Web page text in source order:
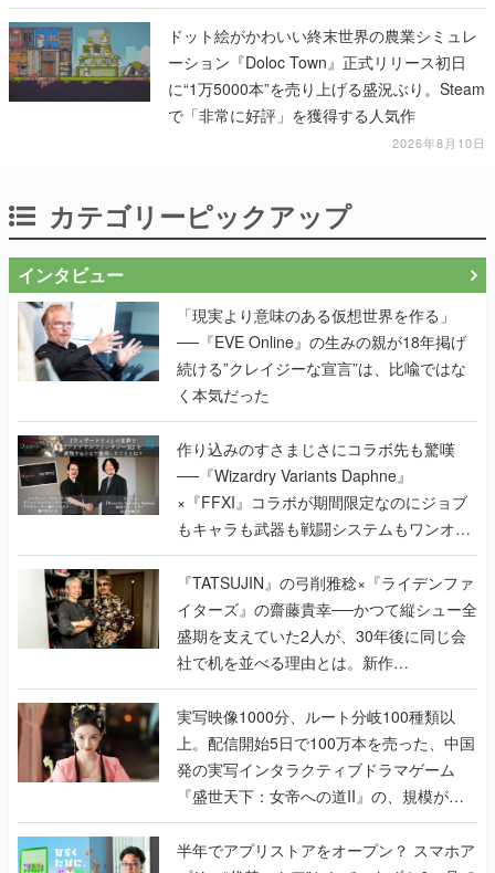
ドット絵がかわいい終末世界の農業シミュレ
ーション『Doloc Town』正式リリース初日
に“1万5000本”を売り上げる盛況ぶり。Steam
で「非常に好評」を獲得する人気作
2026年8月10日
カテゴリーピックアップ
インタビュー
「現実より意味のある仮想世界を作る」
──『EVE Online』の生みの親が18年掲げ
続ける”クレイジーな宣言”は、比喩ではな
く本気だった
作り込みのすさまじさにコラボ先も驚嘆
──『Wizardry Variants Daphne』
×『FFXI』コラボが期間限定なのにジョブ
もキャラも武器も戦闘システムもワンオフ
で作り込まれた理由を両ディレクターに聞
く
『TATSUJIN』の弓削雅稔×『ライデンファ
イターズ』の齋藤貴幸──かつて縦シュー全
盛期を支えていた2人が、30年後に同じ会
社で机を並べる理由とは。新作
『TATSUJIN EXTREME』で初タッグを組
んだレジェンド2人に訊く開発秘話
実写映像1000分、ルート分岐100種類以
上。配信開始5日で100万本を売った、中国
発の実写インタラクティブドラマゲーム
『盛世天下：女帝への道II』の、規模が違
うこだわりをプロデューサーに聞いた
半年でアプリストアをオープン？ スマホア